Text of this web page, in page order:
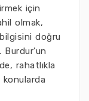
için
olmak,
doğru
Burdur'un
rahatlıkla